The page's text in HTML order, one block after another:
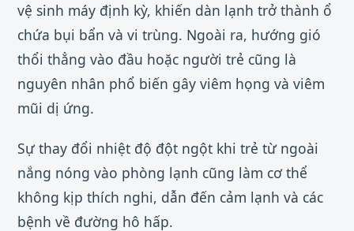
vệ sinh máy định kỳ, khiến dàn lạnh trở thành ổ
chứa bụi bẩn và vi trùng. Ngoài ra, hướng gió
thổi thẳng vào đầu hoặc người trẻ cũng là
nguyên nhân phổ biến gây viêm họng và viêm
mũi dị ứng.
Sự thay đổi nhiệt độ đột ngột khi trẻ từ ngoài
nắng nóng vào phòng lạnh cũng làm cơ thể
không kịp thích nghi, dẫn đến cảm lạnh và các
bệnh về đường hô hấp.